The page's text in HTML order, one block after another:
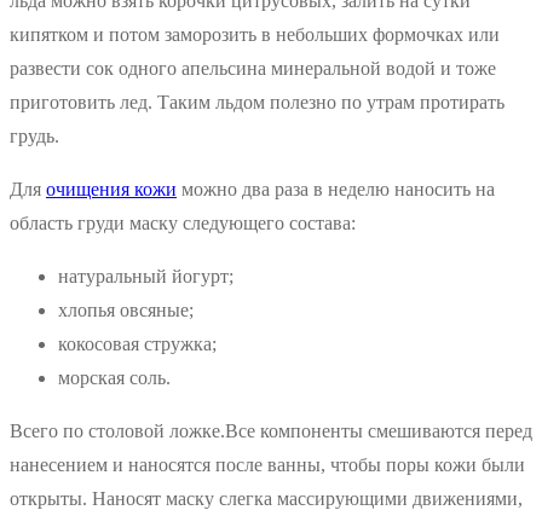
кипятком и потом заморозить в небольших формочках или
развести сок одного апельсина минеральной водой и тоже
приготовить лед. Таким льдом полезно по утрам протирать
грудь.
Для очищения кожи можно два раза в неделю наносить на
область груди маску следующего состава:
натуральный йогурт;
хлопья овсяные;
кокосовая стружка;
морская соль.
Всего по столовой ложке.Все компоненты смешиваются перед
нанесением и наносятся после ванны, чтобы поры кожи были
открыты. Наносят маску слегка массирующими движениями,